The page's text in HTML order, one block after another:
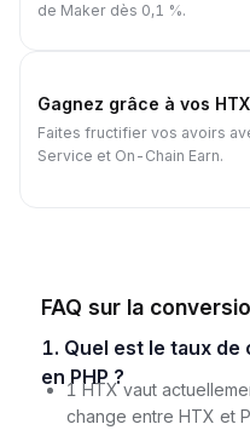
de Maker dès 0,1 %.
Gagnez grâce à vos HTX
Faites fructifier vos avoirs
Service et On-Chain Earn.
FAQ sur la
1. Quel est le taux de change actuel de HTX
en PHP ?
1 HTX vaut
change entre HTX et